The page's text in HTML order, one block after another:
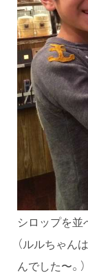
シロップを並
（ルルちゃん
んでした〜。）